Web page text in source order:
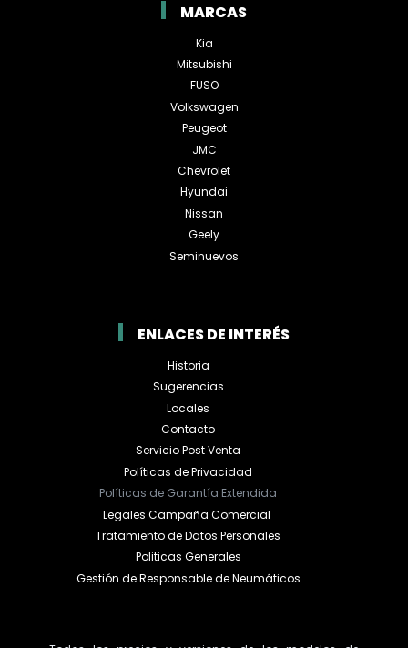
MARCAS
Kia
Mitsubishi
FUSO
Volkswagen
Peugeot
JMC
Chevrolet
Hyundai
Nissan
Geely
Seminuevos
ENLACES DE INTERÉS
Historia
Sugerencias
Locales
Contacto
Servicio Post Venta
Políticas de Privacidad
Políticas de Garantía Extendida
Legales Campaña Comercial
Tratamiento de Datos Personales
Politicas Generales
Gestión de Responsable de Neumáticos